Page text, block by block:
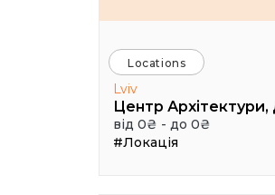
Locations
Lviv
від 0₴ - до 0₴
#Локація